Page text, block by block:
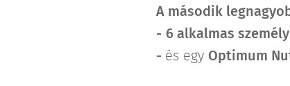
A második
- 6alkalmas
- és egy Optimum